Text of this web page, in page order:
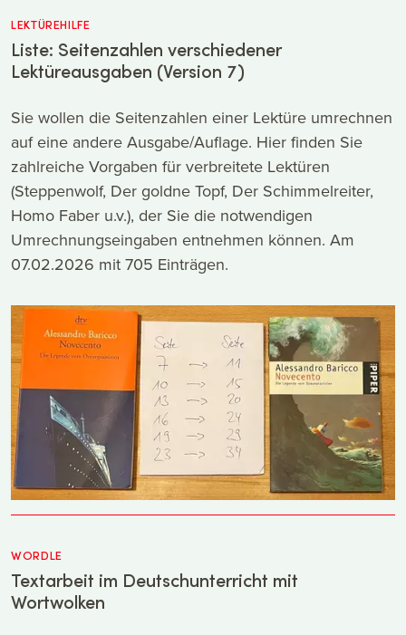
LEKTÜREHILFE
Liste: Seitenzahlen verschiedener
Lektüreausgaben (Version 7)
Sie wollen die Seitenzahlen einer Lektüre umrechnen
auf eine andere Ausgabe/Auflage. Hier finden Sie
zahlreiche Vorgaben für verbreitete Lektüren
(Steppenwolf, Der goldne Topf, Der Schimmelreiter,
Homo Faber u.v.), der Sie die notwendigen
Umrechnungseingaben entnehmen können. Am
07.02.2026 mit 705 Einträgen.
WORDLE
Textarbeit im Deutschunterricht mit
Wortwolken